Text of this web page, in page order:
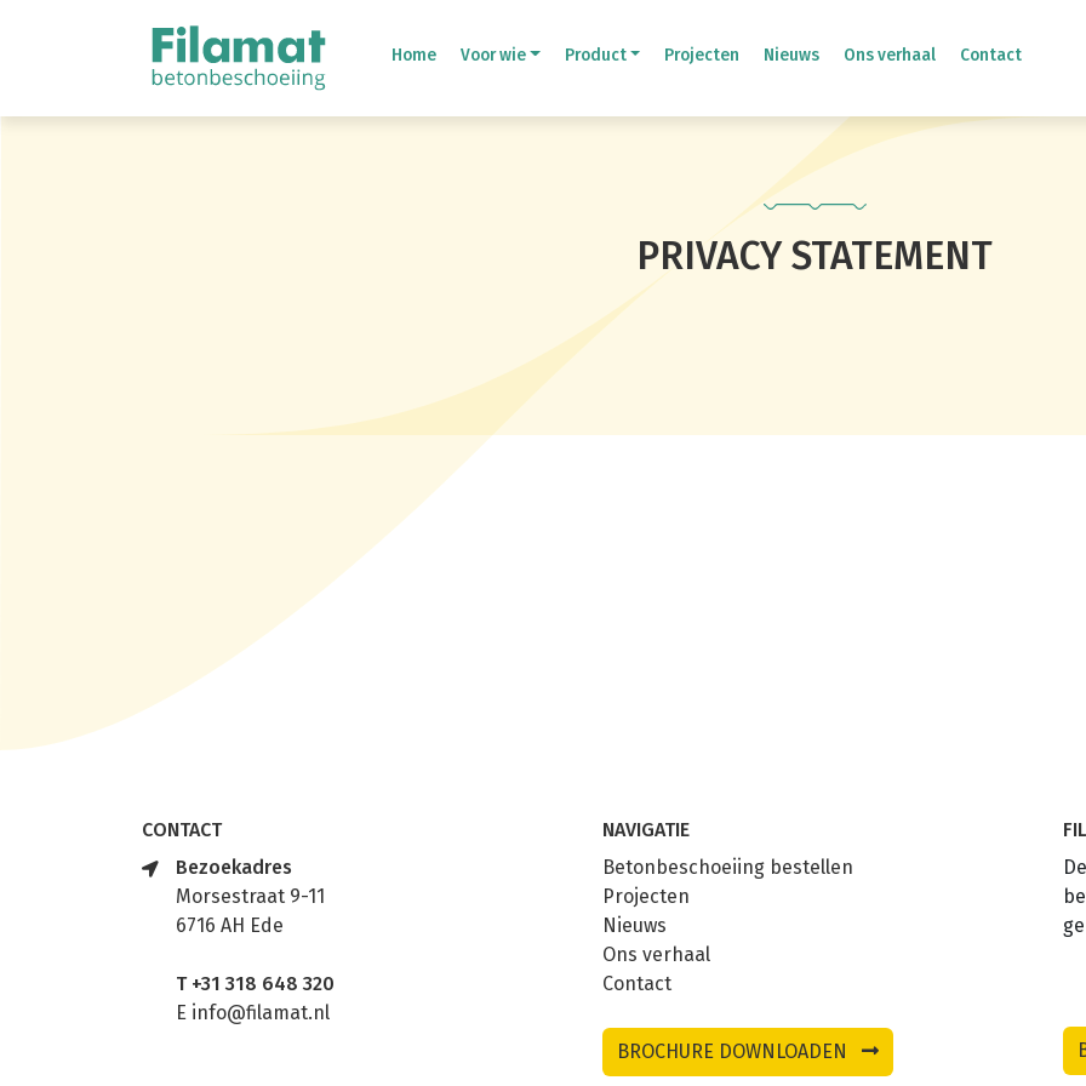
Home Voor wie Product Projecten Nieuws Ons verhaal Contact
PRIVACY STATEMENT
CONTACT
Bezoekadres
Morsestraat 9-11
6716 AH Ede
T +31 318 648 320
E info@filamat.nl
NAVIGATIE
Betonbeschoeiing bestellen
Projecten
Nieuws
Ons verhaal
Contact
BROCHURE DOWNLOADEN